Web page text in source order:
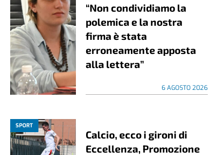
“Non condividiamo la
polemica e la nostra
firma è stata
erroneamente apposta
alla lettera”
6 AGOSTO 2026
SPORT
Calcio, ecco i gironi di
Eccellenza, Promozione